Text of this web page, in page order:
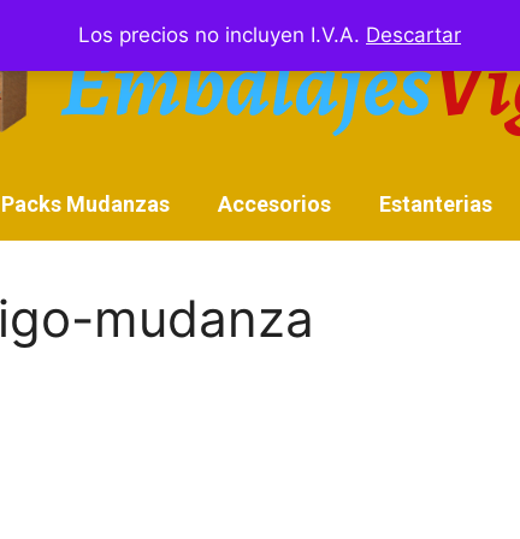
Los precios no incluyen I.V.A. Descartar
Packs Mudanzas Accesorios Estanterias
mudanza